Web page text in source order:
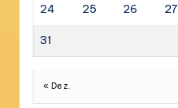
24 25 26 27
31
« Dez.